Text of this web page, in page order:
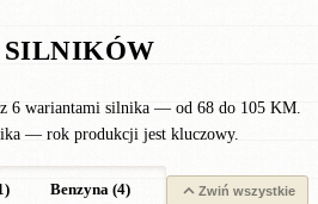
SILNIKÓW
z 6 wariantami silnika — od 68 do 105 KM.
— rok produkcji jest kluczowy.
Benzyna (4) LPG (2)
Zwiń wszystkie